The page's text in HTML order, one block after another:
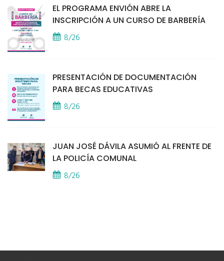
EL PROGRAMA ENVIÓN ABRE LA
INSCRIPCIÓN A UN CURSO DE BARBERÍA
8/26
PRESENTACIÓN DE DOCUMENTACIÓN
PARA BECAS EDUCATIVAS
8/26
JUAN JOSÉ DÁVILA ASUMIÓ AL FRENTE DE
LA POLICÍA COMUNAL
8/26